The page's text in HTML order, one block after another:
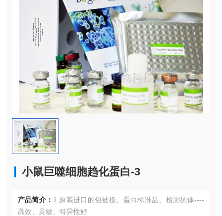
小鼠巨噬细胞趋化蛋白-3
产品简介： 1.原装进口的包被板、蛋白标准品、检测抗体----
高效、灵敏、特异性好